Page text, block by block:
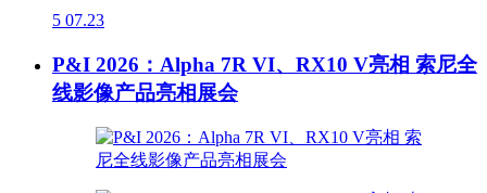
5 07.23
P&I 2026：Alpha 7R VI、RX10 V亮相 索尼全
线影像产品亮相展会